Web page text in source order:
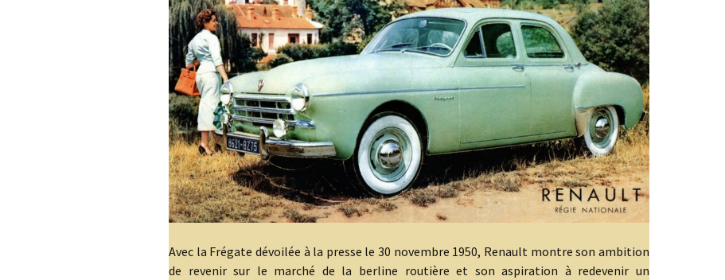
Avec la Frégate dévoilée à la presse le 30 novembre 1950, Renault montre son ambition
de revenir sur le marché de la berline routière et son aspiration à redevenir un